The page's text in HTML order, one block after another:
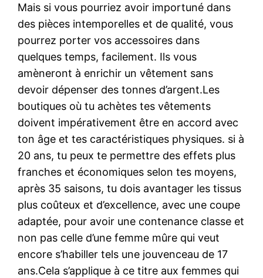
Mais si vous pourriez avoir importuné dans
des pièces intemporelles et de qualité, vous
pourrez porter vos accessoires dans
quelques temps, facilement. Ils vous
amèneront à enrichir un vêtement sans
devoir dépenser des tonnes d’argent.Les
boutiques où tu achètes tes vêtements
doivent impérativement être en accord avec
ton âge et tes caractéristiques physiques. si à
20 ans, tu peux te permettre des effets plus
franches et économiques selon tes moyens,
après 35 saisons, tu dois avantager les tissus
plus coûteux et d’excellence, avec une coupe
adaptée, pour avoir une contenance classe et
non pas celle d’une femme mûre qui veut
encore s’habiller tels une jouvenceau de 17
ans.Cela s’applique à ce titre aux femmes qui